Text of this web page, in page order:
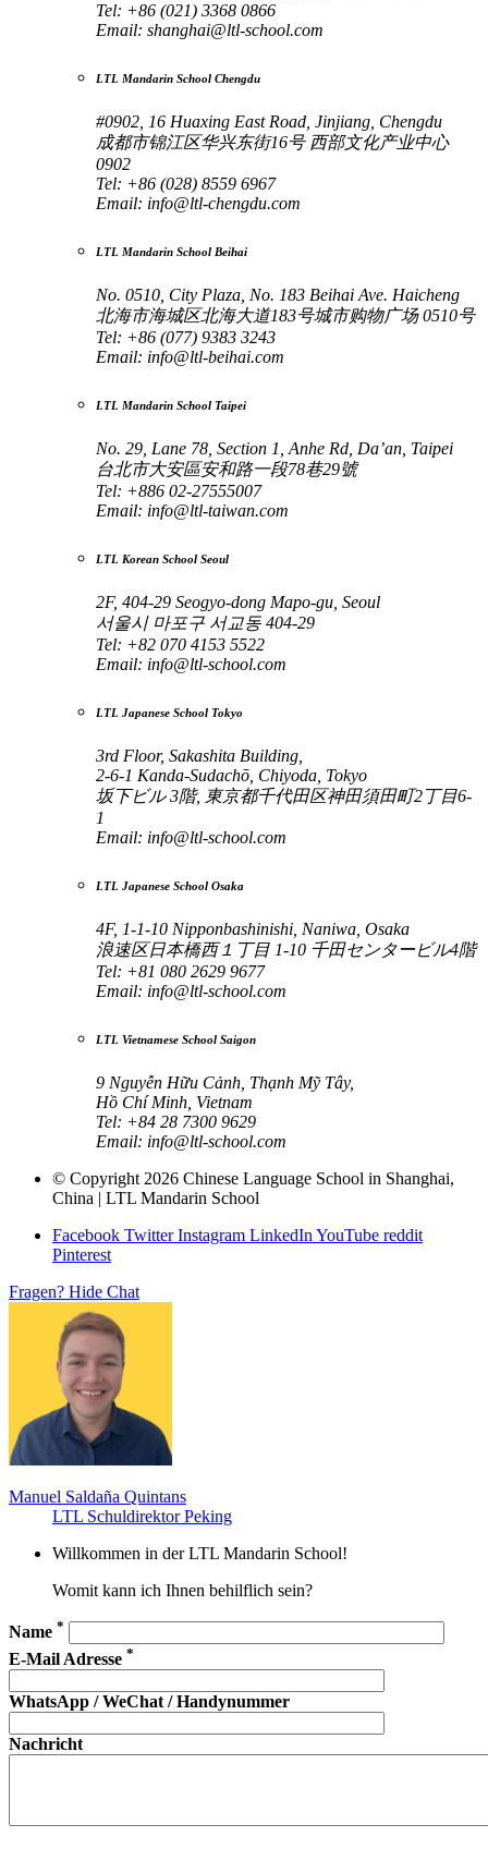
Tel: +86 (021) 3368 0866
Email: shanghai@ltl-school.com
LTL Mandarin School Chengdu
#0902, 16 Huaxing East Road, Jinjiang, Chengdu
成都市锦江区华兴东街16号 西部文化产业中心
0902
Tel: +86 (028) 8559 6967
Email: info@ltl-chengdu.com
LTL Mandarin School Beihai
No. 0510, City Plaza, No. 183 Beihai Ave. Haicheng
北海市海城区北海大道183号城市购物广场 0510号
Tel: +86 (077) 9383 3243
Email: info@ltl-beihai.com
LTL Mandarin School Taipei
No. 29, Lane 78, Section 1, Anhe Rd, Da’an, Taipei
台北市大安區安和路一段78巷29號
Tel: +886 02-27555007
Email: info@ltl-taiwan.com
LTL Korean School Seoul
2F, 404-29 Seogyo-dong Mapo-gu, Seoul
서울시 마포구 서교동 404-29
Tel: +82 070 4153 5522
Email: info@ltl-school.com
LTL Japanese School Tokyo
3rd Floor, Sakashita Building,
2-6-1 Kanda-Sudachō, Chiyoda, Tokyo
坂下ビル 3階, 東京都千代田区神田須田町2丁目6-
1
Email: info@ltl-school.com
LTL Japanese School Osaka
4F, 1-1-10 Nipponbashinishi, Naniwa, Osaka
浪速区日本橋西１丁目 1-10 千田センタービル4階
Tel: +81 080 2629 9677
Email: info@ltl-school.com
LTL Vietnamese School Saigon
9 Nguyễn Hữu Cảnh, Thạnh Mỹ Tây,
Hồ Chí Minh, Vietnam
Tel: +84 28 7300 9629
Email: info@ltl-school.com
© Copyright 2026 Chinese Language School in Shanghai,
China | LTL Mandarin School
Facebook TwitterInstagram LinkedIn YouTube reddit
Pinterest
Fragen? Hide Chat
Manuel Saldaña Quintans
LTL Schuldirektor Peking
Willkommen in der LTL Mandarin School!
Womit kann ich Ihnen behilflich sein?
Name *
E-Mail Adresse *
WhatsApp / WeChat / Handynummer
Nachricht